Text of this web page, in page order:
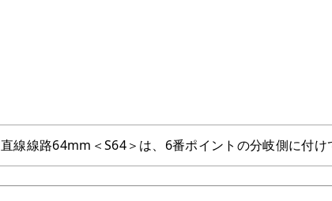
直線線路64mm＜S64＞は、6番ポイントの分岐側に付